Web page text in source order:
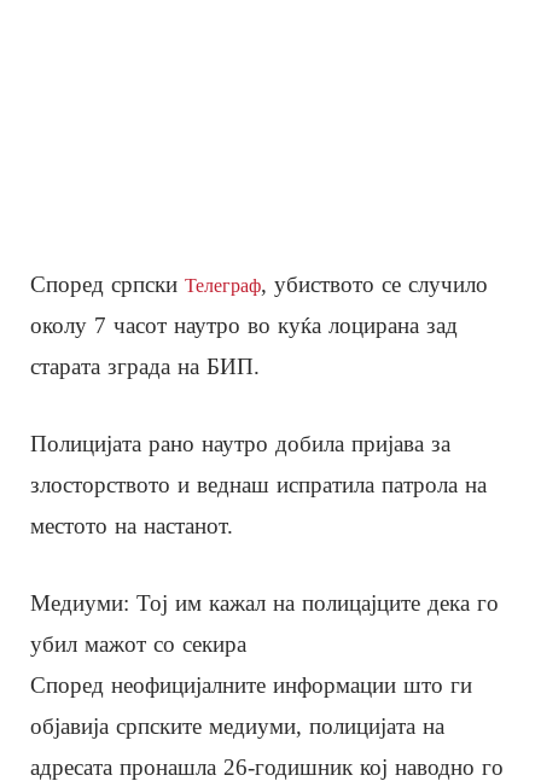
Според српски Телеграф, убиството се случило
околу 7 часот наутро во куќа лоцирана зад
старата зграда на БИП.
Полицијата рано наутро добила пријава за
злосторството и веднаш испратила патрола на
местото на настанот.
Медиуми: Тој им кажал на полицајците дека го
убил мажот со секира
Според неофицијалните информации што ги
објавија српските медиуми, полицијата на
адресата пронашла 26-годишник кој наводно го